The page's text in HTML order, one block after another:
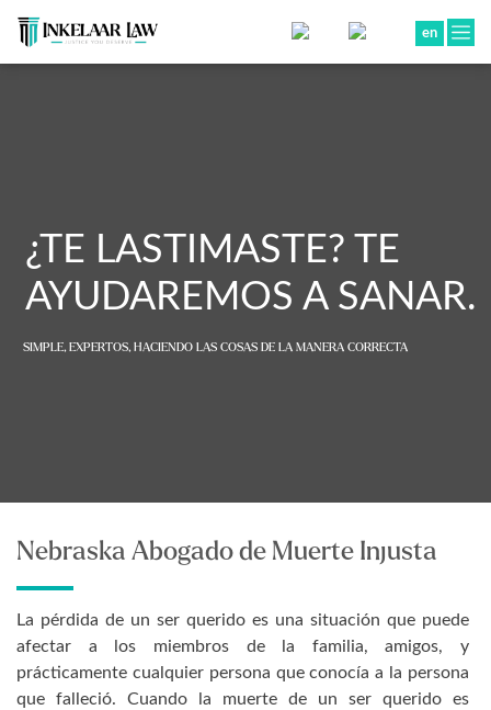
en
¿TE LASTIMASTE? TE
AYUDAREMOS A SANAR.
SIMPLE, EXPERTOS, HACIENDO LAS COSAS DE LA MANERA CORRECTA
Nebraska Abogado de Muerte Injusta
La pérdida de un ser querido es una situación que puede
afectar a los miembros de la familia, amigos, y
prácticamente cualquier persona que conocía a la persona
que falleció. Cuando la muerte de un ser querido es